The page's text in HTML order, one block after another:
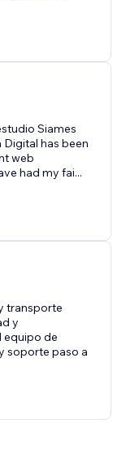
Siames
has been
web
had my fai...
transporte
y
equipo de
soporte paso a